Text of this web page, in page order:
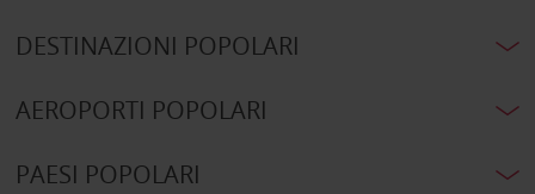
DESTINAZIONI POPOLARI
AEROPORTI POPOLARI
PAESI POPOLARI